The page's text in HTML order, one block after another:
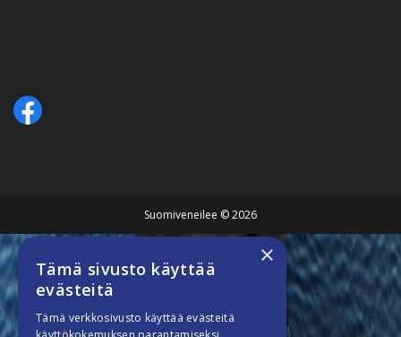
Suomiveneilee © 2026
×
Tämä sivusto käyttää
evästeitä
Tämä verkkosivusto käyttää evästeitä